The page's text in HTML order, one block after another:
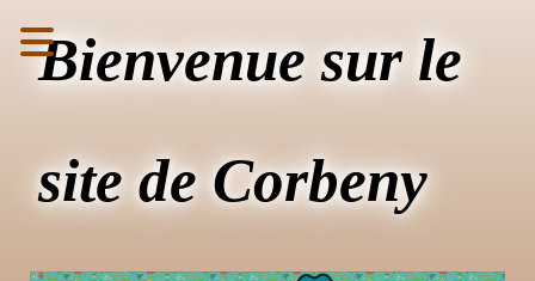
Bienvenue sur le
site de Corbeny